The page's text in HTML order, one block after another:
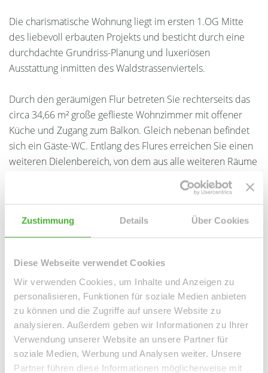
Zustimmung Details Über Cookies
Diese Webseite verwendet Cookies
Wir verwenden Cookies, um Inhalte und Anzeigen zu
personalisieren, Funktionen für soziale Medien anbieten
zu können und die Zugriffe auf unsere Website zu
analysieren. Außerdem geben wir Informationen zu Ihrer
Verwendung unserer Website an unsere Partner für
soziale Medien, Werbung und Analysen weiter. Unsere
Partner führen diese Informationen möglicherweise mit
Die charismatische Wohnung liegt im ersten 1.OG Mitte
des liebevoll erbauten Projekts und besticht durch eine
durchdachte Grundriss-Planung und luxeriösen
Ausstattung inmitten des Waldstrassenviertels.
Durch den geräumigen Flur betreten Sie rechterseits das
circa 34,66 m² große geflieste Wohnzimmer mit offener
Küche und Zugang zum Balkon. Gleich nebenan befindet
sich ein Gäste-WC. Entlang des Flures erreichen Sie einen
weiteren Dielenbereich, von dem aus alle weiteren Räume
erreichbar sind. Diese Räume sind im Einzelnen:
Schlafzimmer, Arbeitszimmer, Kinderzimmer und das
Masterbad. Der Clou dieser Wohnung ist ein zweiter
Balkon, welcher sowohl vom Arbeitszimmer, als auch vom
Schlafzimmer aus begehbar ist.
Zur Wohneinheit gehört außerdem ein Kellerabteil, ein
Tiefgaragenstellplatz sowie der ruhige begrünte Innenhof
zur Gemeinschaftsnutzung. Insgesamt vermittelt die
extravagante Wohnung ein besonderes Wohngefühl und
Sie erreichen in nur wenigen Gehminuten die erholsamen
Parkanlagen des Rosentals sowie das Leipziger
Stadtzentrum.